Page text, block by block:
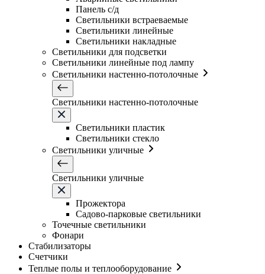
Панель с/д
Светильники встраеваемые
Светильники линейные
Светильники накладные
Светильники для подсветки
Светильники линейные под лампу
Светильники настенно-потолочные
Светильники настенно-потолочные
Светильники плаcтик
Светильники стекло
Светильники уличные
Светильники уличные
Прожектора
Садово-парковые светильники
Точечные светильники
Фонари
Стабилизаторы
Счетчики
Теплые полы и теплооборудование